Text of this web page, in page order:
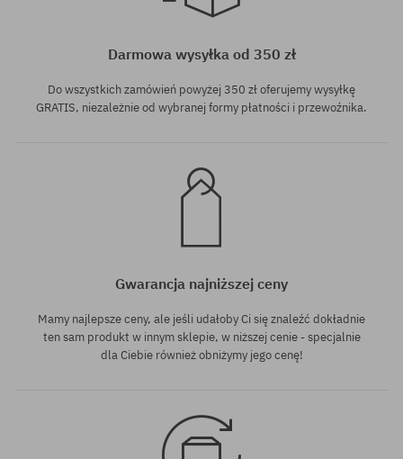
Dostępne rozmiary:
Darmowa wysyłka od 350 zł
Do wszystkich zamówień powyżej 350 zł oferujemy wysyłkę
GRATIS, niezależnie od wybranej formy płatności i przewoźnika.
Gwarancja najniższej ceny
Mamy najlepsze ceny, ale jeśli udałoby Ci się znaleźć dokładnie
ten sam produkt w innym sklepie, w niższej cenie - specjalnie
dla Ciebie również obniżymy jego cenę!